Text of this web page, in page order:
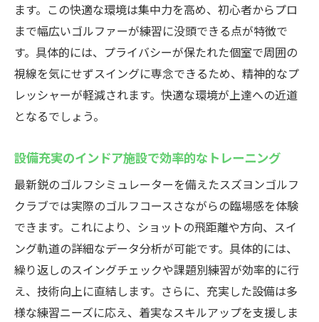
ます。この快適な環境は集中力を高め、初心者からプロ
まで幅広いゴルファーが練習に没頭できる点が特徴で
す。具体的には、プライバシーが保たれた個室で周囲の
視線を気にせずスイングに専念できるため、精神的なプ
レッシャーが軽減されます。快適な環境が上達への近道
となるでしょう。
設備充実のインドア施設で効率的なトレーニング
最新鋭のゴルフシミュレーターを備えたスズヨンゴルフ
クラブでは実際のゴルフコースさながらの臨場感を体験
できます。これにより、ショットの飛距離や方向、スイ
ング軌道の詳細なデータ分析が可能です。具体的には、
繰り返しのスイングチェックや課題別練習が効率的に行
え、技術向上に直結します。さらに、充実した設備は多
様な練習ニーズに応え、着実なスキルアップを支援しま